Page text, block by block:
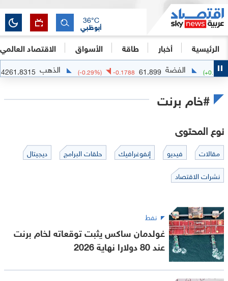
الرئيسية أخبار طاقة الأسواق الاقتصاد العالمي
أبوظبي
36°C
61.899
-0.1788
(-0.29 %) الذهب 4261.8315
+16.434
%)
#خام برنت
نوع المحتوى
مقالات فيديو إنفوغرافيك حلقات البرامج
ديجيتال
نشرات الاقتصاد
نفط
غولدمان ساكس يثبت توقعاته لخام برنت
عند 80 دولارا نهاية 2026